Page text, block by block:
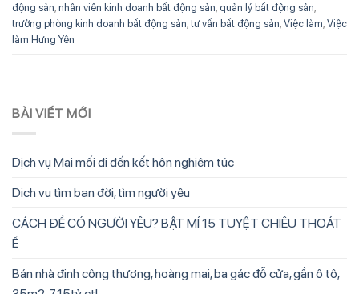
động sản nhân viên kinh doanh bất động sản quản lý bất động sản
trưởng phòng kinh doanh bất động sản tư vấn bất động sản Việc làm Việc
làm Hưng Yên
BÀI VIẾT MỚI
Dịch vụ Mai mối đi đến kết hôn nghiêm túc
Dịch vụ tìm bạn đời, tìm người yêu
CÁCH ĐỂ CÓ NGƯỜI YÊU? BẬT MÍ 15 TUYỆT CHIÊU THOÁT
Ế
Bán nhà định công thượng, hoàng mai, ba gác đỗ cửa, gần ô tô,